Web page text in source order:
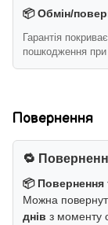
📦 Обмін/
Гарантія
пошкодження при
Повернення
🔁
📦 Повернення
Можна
днів з моменту